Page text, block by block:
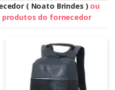
( Noato Brindes ) ou
produtos do fornecedor